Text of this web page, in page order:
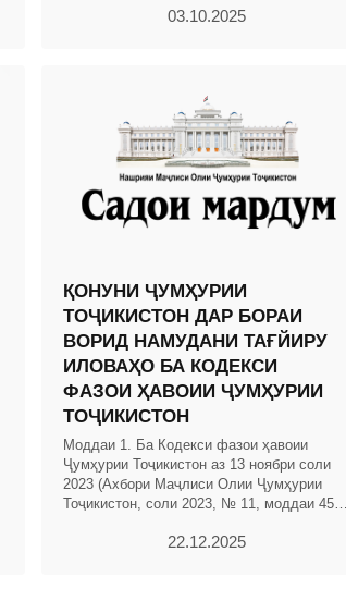
03.10.2025
ҚОНУНИ ҶУМҲУРИИ
ТОҶИКИСТОН ДАР БОРАИ
ВОРИД НАМУДАНИ ТАҒЙИРУ
ИЛОВАҲО БА КОДЕКСИ
ФАЗОИ ҲАВОИИ ҶУМҲУРИИ
ТОҶИКИСТОН
Моддаи 1. Ба Кодекси фазои ҳавоии
Ҷумҳурии Тоҷикистон аз 13 ноябри соли
2023 (Ахбори Маҷлиси Олии Ҷумҳурии
Тоҷикистон, соли 2023, № 11, моддаи 456)
22.12.2025